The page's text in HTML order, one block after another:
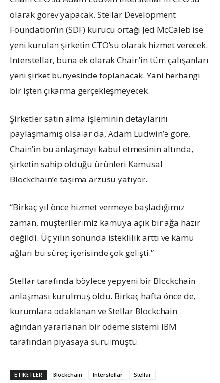
olarak görev yapacak. Stellar Development
Foundation’ın (SDF) kurucu ortağı Jed McCaleb ise
yeni kurulan şirketin CTO’su olarak hizmet verecek.
Interstellar, buna ek olarak Chain’in tüm çalışanları
yeni şirket bünyesinde toplanacak. Yani herhangi
bir işten çıkarma gerçekleşmeyecek.
Şirketler satın alma işleminin detaylarını
paylaşmamış olsalar da, Adam Ludwin’e göre,
Chain’in bu anlaşmayı kabul etmesinin altında,
şirketin sahip olduğu ürünleri Kamusal
Blockchain’e taşıma arzusu yatıyor.
“Birkaç yıl önce hizmet vermeye başladığımız
zaman, müşterilerimiz kamuya açık bir ağa hazır
değildi. Üç yılın sonunda isteklilik arttı ve kamu
ağları bu süreç içerisinde çok gelişti.”
Stellar tarafında böylece yepyeni bir Blockchain
anlaşması kurulmuş oldu. Birkaç hafta önce de,
kurumlara odaklanan ve Stellar Blockchain
ağından yararlanan bir ödeme sistemi IBM
tarafından piyasaya sürülmüştü.
ETIKETLER Blockchain Interstellar
Stellar